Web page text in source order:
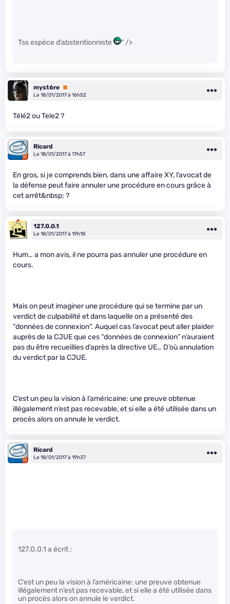
Tss espèce d’abstentionniste " />
myst6re Premium
Le 18/01/2017 à 16h52
Télé2 ou Tele2 ?
Ricard
Le 18/01/2017 à 17h57
En gros, si je comprends bien, dans une affaire XY, l’avocat de
la défense peut faire annuler une procédure en cours grâce à
cet arrêt&nbsp; ?
127.0.0.1
Le 18/01/2017 à 19h18
Hum… a mon avis, il ne pourra pas annuler une procédure en
cours.
Mais on peut imaginer une procédure qui se termine par un
verdict de culpabilité et dans laquelle on a présenté des
“données de connexion”. Auquel cas l’avocat peut aller plaider
auprès de la CJUE que ces “données de connexion” n’auraient
pas du être recueillies d’après la directive UE… D’où annulation
du verdict par la CJUE.
C’est un peu la vision à l’américaine: une preuve obtenue
illégalement n’est pas recevable, et si elle a été utilisée dans un
procès alors on annule le verdict.
Ricard
Le 18/01/2017 à 19h37
127.0.0.1 a écrit :
C’est un peu la vision à l’américaine: une preuve obtenue
illégalement n’est pas recevable, et si elle a été utilisée dans
un procès alors on annule le verdict.